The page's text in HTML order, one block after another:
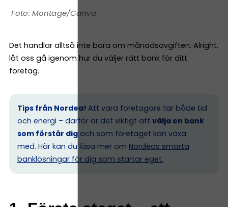
Montage/Canva
Det handlar alltså inte bara om månadsavgiften. Alright,
låt oss gå igenom hur du väljer rätt bank för ditt
företag.
Tips från Nordea! Att vara företagare tar både tid
och energi – därför är det viktigt att välja en bank
som förstår dig och som företaget kan växa
med. Här kan du läsa mer om Nordeas smarta
banklösningar för dig som startar eget.